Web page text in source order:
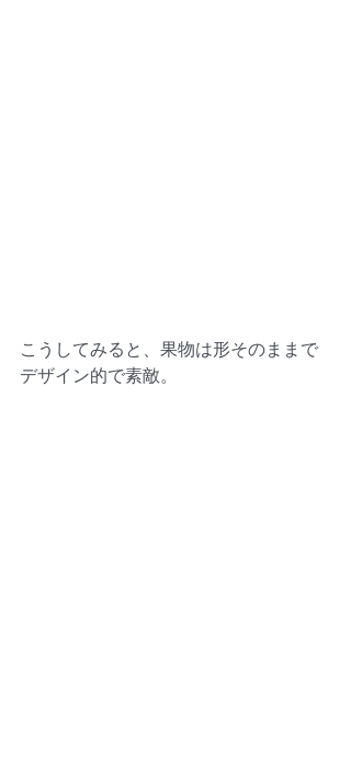
こうしてみると、果物は形そのままで
デザイン的で素敵。